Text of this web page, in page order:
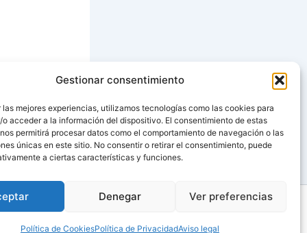
Gestionar consentimiento
las mejores experiencias, utilizamos tecnologías como las cookies para
o acceder a la información del dispositivo. El consentimiento de estas
permitirá procesar datos como el comportamiento de navegación o las
únicas en este sitio. No consentir o retirar el consentimiento, puede
a ciertas características y funciones.
Denegar Ver preferencias
Política de CookiesPolítica de PrivacidadAviso legal
SIGUIENTE
CON PATATAS